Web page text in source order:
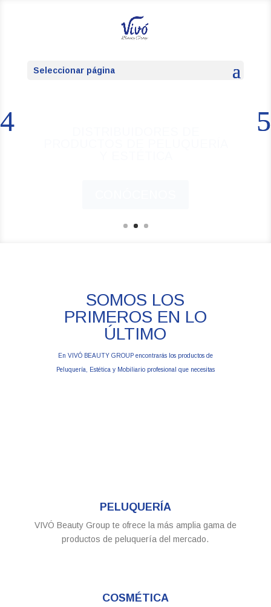
Seleccionar página
SOMOS LOS
PRIMEROS EN LO
ÚLTIMO
En VIVÓ BEAUTY GROUP encontrarás los productos de
Peluquería, Estética y Mobiliario profesional que necesitas
PELUQUERÍA
VIVÓ Beauty Group te ofrece la más amplia gama de
productos de peluquería del mercado.
COSMÉTICA